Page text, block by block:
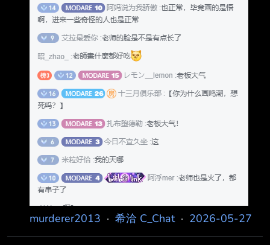
murderer2013 · 希洽 C_Chat· 2026-05-27